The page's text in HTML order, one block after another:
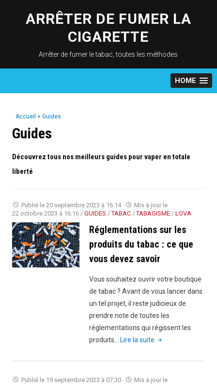
content
ARRÊTER DE FUMER LA
CIGARETTE
Arrêter de fumer le tabac, toutes les méthodes
HOME
Accueil > Guides
Guides
Découvrez tous nos meilleurs guides pour vaper en totale
liberté
Publié le 20 septembre 2023 à 16:14
Mis à jour le
22 octobre 2023 à 16:16 / GUIDES /TABAC /TABAGISME / LOVA
Réglementations sur les
produits du tabac : ce que
vous devez savoir
Vous souhaitez ouvrir votre boutique
de tabac ? Avant de vous lancer dans
un tel projet, il reste judicieux de
prendre note de toutes les
réglementations qui régissent les
produits…
Lire la suite "Réglementations
les
produits
Publié le 19 septembre 2023 à 07:30
Mis à jour le